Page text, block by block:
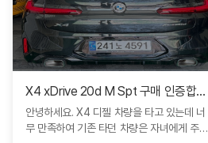
X4 xDrive 20d M Spt 구매 인증합니다.
안녕하세요. X4 디젤 차량을 타고 있는데 너
무 만족하여 기존 타던 차량은 자녀에게 주고